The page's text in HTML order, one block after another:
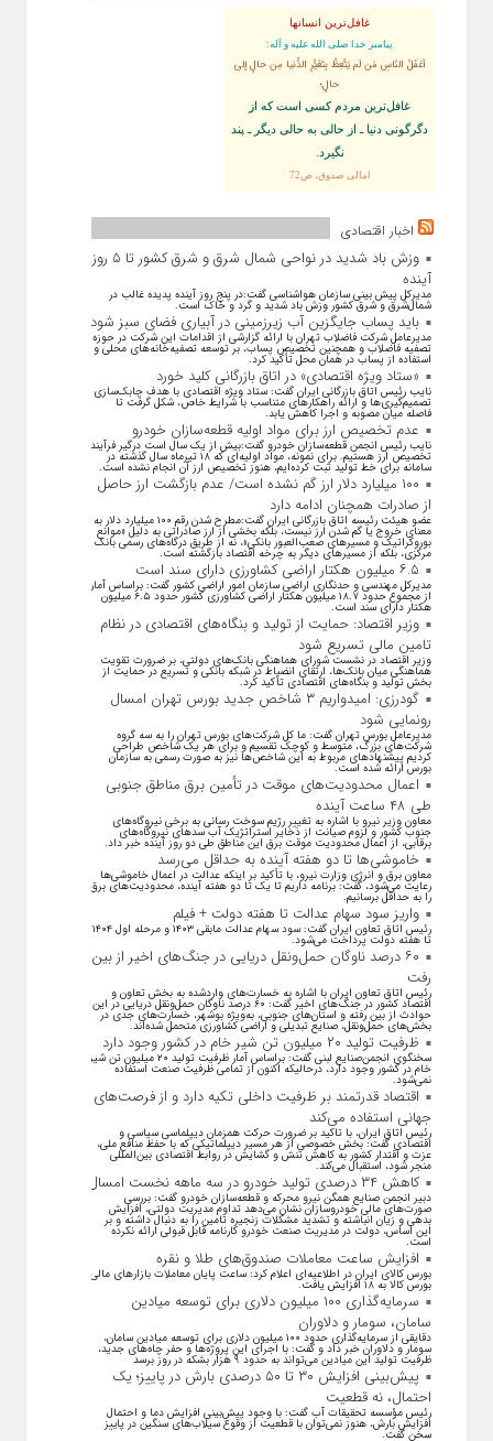
غافل‌ترین انسانها
پيامبر خدا صلى‏ الله‏ عليه ‏و‏ آله:
أغفَلُ النّاسِ مَن لَم يَتَّعِظْ بِتَغَيُّرِ الدُّنيا مِن حالٍ إلى
حالٍ؛
غافل‏‌ترين مردم كسى است كه از
دگرگونى دنيا ـ از حالى به حالى ديگر ـ پند
نگیرد.
امالی صدوق، ص72
اخبار اقتصادی
وزش باد شدید در نواحی شمال شرق و شرق کشور تا ۵ روز
آینده
مدیرکل پیش بینی سازمان هواشناسی گفت:در پنج روز آینده پدیده غالب در
شمال‌شرق و شرق کشور وزش باد شدید و گرد و خاک است.
باید پساب جایگزین آب‌ زیرزمینی در آبیاری فضای سبز شود
مدیرعامل شرکت فاضلاب تهران با ارائه گزارشی از اقدامات این شرکت در حوزه
تصفیه فاضلاب و همچنین تخصیص پساب، بر توسعه تصفیه‌خانه‌های محلی و
استفاده از پساب در همان محل تأکید کرد.
«ستاد ویژه اقتصادی» در اتاق بازرگانی کلید خورد
نایب رئیس اتاق بازرگانی ایران گفت: ستاد ویژه اقتصادی با هدف چابک‌سازی
تصمیم‌گیری‌ها و ارائه راهکار‌های متناسب با شرایط خاص، شکل گرفت تا
فاصله میان مصوبه و اجرا کاهش یابد.
عدم تخصیص ارز برای مواد اولیه قطعه‌سازان خودرو
نایب رئیس انجمن قطعه‌سازان خودرو گفت:بیش از یک سال است درگیر فرآیند
تخصیص ارز هستیم. برای نمونه، مواد اولیه‌ای که ۱۸ تیرماه سال گذشته در
سامانه برای خط تولید ثبت کرده‌ایم، هنوز تخصیص ارز آن انجام نشده است.
۱۰۰ میلیارد دلار ارز گم نشده است/ عدم بازگشت ارز حاصل
از صادرات همچنان ادامه دارد
عضو هیئت رئیسه اتاق بازرگانی ایران گفت:مطرح شدن رقم ۱۰۰ میلیارد دلار به
معنای خروج یا گم شدن ارز نیست، بلکه بخشی از ارز صادراتی به دلیل «موانع
بوروکراتیک و مسیر‌های صعب‌العبور بانکی»، نه از طریق درگاه‌های رسمی بانک
مرکزی، بلکه از مسیر‌های دیگر به چرخه اقتصاد بازگشته است.
۶.۵ میلیون هکتار اراضی کشاورزی دارای سند است
مدیرکل مهندسی و حدنگاری اراضی سازمان امور اراضی کشور گفت: براساس آمار
از مجموع حدود ۱۸.۷ میلیون هکتار اراضی کشاورزی کشور حدود ۶.۵ میلیون
هکتار دارای سند است.
وزیر اقتصاد: حمایت از تولید و بنگاه‌های اقتصادی در نظام
تامین مالی تسریع شود
وزیر اقتصاد در نشست شورای هماهنگی بانک‌های دولتی، بر ضرورت تقویت
هماهنگی میان بانک‌ها، ارتقای انضباط در شبکه بانکی و تسریع در حمایت از
بخش تولید و بنگاه‌های اقتصادی تأکید کرد.
گودرزی: امیدواریم ۳ شاخص جدید بورس تهران امسال
رونمایی شود
مدیرعامل بورس تهران گفت: ما کل شرکت‌های بورس تهران را به سه گروه
شرکت‌های بزرگ، متوسط و کوچک تقسیم و برای هر یک شاخص طراحی
کردیم پیشنهاد‌های مربوط به این شاخص‌ها نیز به صورت رسمی به سازمان
بورس ارائه شده است.
اعمال محدودیت‌های موقت در تأمین برق مناطق جنوبی
طی ۴۸ ساعت آینده
معاون وزیر نیرو با اشاره به تغییر رژیم سوخت رسانی به برخی نیروگاه‌های
جنوب کشور و لزوم صیانت از ذخایر استراتژیک آب سد‌های نیروگاه‌های
برقابی، از اعمال محدودیت‌ موقت برق این مناطق طی دو روز آینده خبر داد.
خاموشی‌ها تا دو هفته آینده به حداقل می‌رسد
معاون برق و انرژی وزارت نیرو، با تأکید بر اینکه عدالت در اعمال خاموشی‌ها
رعایت می‌شود، گفت: برنامه داریم تا یک تا دو هفته آینده، محدودیت‌های برق
را به حداقل برسانیم.
واریز سود سهام عدالت تا هفته دولت + فیلم
رئیس اتاق تعاون ایران گفت: سود سهام عدالت مابقی ۱۴۰۳ و مرحله اول ۱۴۰۴
تا هفته دولت پرداخت می‌شود.
۶۰ درصد ناوگان حمل‌ونقل دریایی در جنگ‌های اخیر از بین
رفت
رئیس اتاق تعاون ایران با اشاره به خسارت‌های واردشده به بخش تعاون و
اقتصاد کشور در جنگ‌های اخیر گفت: ۶۰ درصد ناوگان حمل‌ونقل دریایی در این
حوادث از بین رفته و استان‌های جنوبی، به‌ویژه بوشهر، خسارت‌های جدی در
بخش‌های حمل‌ونقل، صنایع تبدیلی و اراضی کشاورزی متحمل شده‌اند.
ظرفیت تولید ۲۰ میلیون تن شیر خام در کشور وجود دارد
سخنگوی انجمن‌صنایع لبنی گفت: براساس آمار ظرفیت تولید ۲۰ میلیون تن شیر
خام در کشور وجود دارد، درحالیکه اکنون از تمامی ظرفیت صنعت استفاده
نمی‌شود.
اقتصاد قدرتمند بر ظرفیت داخلی تکیه دارد و از فرصت‌های
جهانی استفاده می‌کند
رئیس اتاق ایران، با تاکید بر ضرورت حرکت همزمان دیپلماسی سیاسی و
اقتصادی گفت: بخش خصوصی از هر مسیر دیپلماتیکی که با حفظ منافع ملی،
عزت و اقتدار کشور به کاهش تنش و گشایش در روابط اقتصادی بین‌المللی
منجر شود، استقبال می‌کند.
کاهش ۳۴ درصدی تولید خودرو در سه ماهه نخست امسال
دبیر انجمن صنایع همگن نیرو محرکه و قطعه‌سازان خودرو گفت: بررسی
صورت‌های مالی خودروسازان نشان می‌دهد تداوم مدیریت دولتی، افزایش
بدهی و زیان انباشته و تشدید مشکلات زنجیره تامین را به دنبال داشته و بر
این اساس، دولت در مدیریت صنعت خودرو کارنامه قابل قبولی ارائه نکرده
است.
افزایش ساعت معاملات صندوق‌های طلا و نقره
بورس کالای ایران در اطلاعیه‌ای اعلام کرد: ساعت پایان معاملات بازار‌های مالی
بورس کالا به ۱۸ افزایش یافت.
سرمایه‌گذاری ۱۰۰ میلیون دلاری برای توسعه میادین
سامان، سومار و دلاوران
دقایقی از سرمایه‌گذاری حدود ۱۰۰ میلیون دلاری برای توسعه میادین سامان،
سومار و دلاوران خبر داد و گفت: با اجرای این پروژه‌ها و حفر چاه‌های جدید،
ظرفیت تولید این میادین می‌تواند به حدود ۹ هزار بشکه در روز برسد
پیش‌بینی افزایش ۳۰ تا ۵۰ درصدی بارش در پاییز؛ یک
احتمال، نه قطعیت
رئیس مؤسسه تحقیقات آب گفت: با وجود پیش‌بینی افزایش دما و احتمال
افزایش بارش، هنوز نمی‌توان با قطعیت از وقوع سیلاب‌های سنگین در پاییز
سخن گفت.